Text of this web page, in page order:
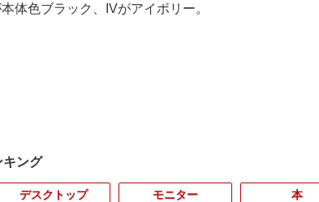
体色ブラック、IVがアイボリー。
キング
デスクトップ モニター 本